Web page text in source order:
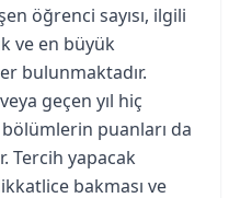
öğrenci sayısı, ilgili
ve en büyük
bulunmaktadır.
geçen yıl hiç
puanları da
Tercih yapacak
bakması ve